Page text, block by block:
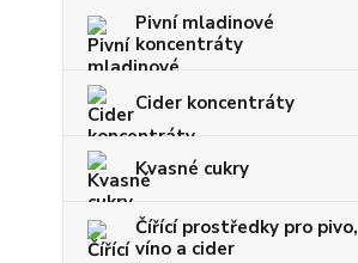
Pivní mladinové
koncentráty
Cider koncentráty
Kvasné cukry
Čířící prostředky pro pivo,
víno a cider